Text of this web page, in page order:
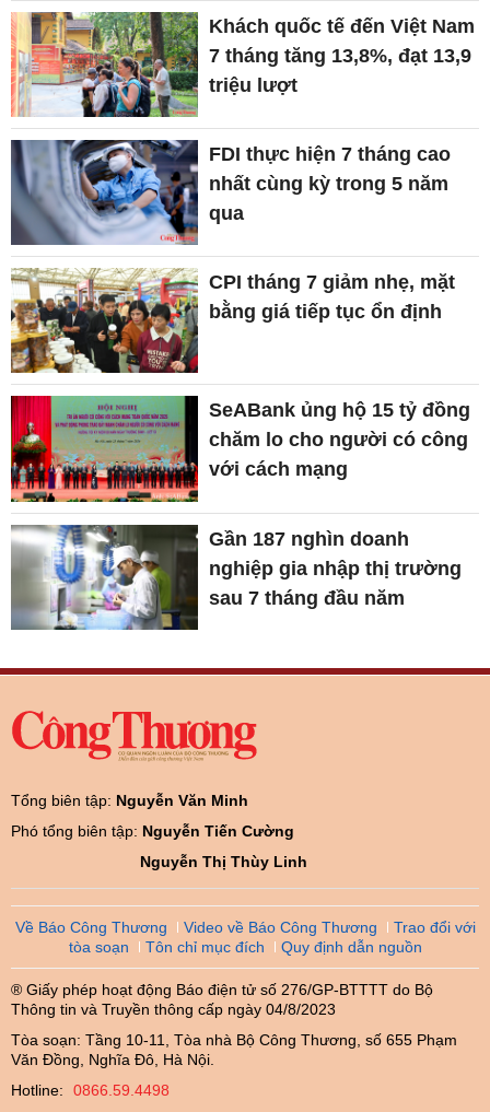
Khách quốc tế đến Việt Nam
7 tháng tăng 13,8%, đạt 13,9
triệu lượt
FDI thực hiện 7 tháng cao
nhất cùng kỳ trong 5 năm
qua
CPI tháng 7 giảm nhẹ, mặt
bằng giá tiếp tục ổn định
SeABank ủng hộ 15 tỷ đồng
chăm lo cho người có công
với cách mạng
Gần 187 nghìn doanh
nghiệp gia nhập thị trường
sau 7 tháng đầu năm
Tổng biên tập: Nguyễn Văn Minh
Phó tổng biên tập: Nguyễn Tiến Cường
Nguyễn Thị Thùy Linh
Về Báo Công Thương Video về Báo Công Thương
Trao đổi với
tòa soạn
Tôn chỉ mục đích Quy định dẫn nguồn
® Giấy phép hoạt động Báo điện tử số 276/GP-BTTTT do Bộ
Thông tin và Truyền thông cấp ngày 04/8/2023
Tòa soạn: Tầng 10-11, Tòa nhà Bộ Công Thương, số 655 Phạm
Văn Đồng, Nghĩa Đô, Hà Nội.
Hotline:
0866.59.4498